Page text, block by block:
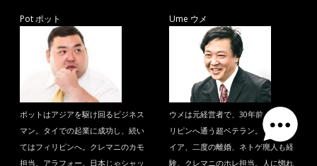
Pot ポット
ポットはアジアを駆け回るビジネス
マン。タイでの起業に成功し、続い
てはフィリピンへ。クレマニのカモ
担当。アラフォー。日本じゃシャッ
Ume ウメ
ウメは元経営者で、30年前からフィ
リピンへ通う超ベテラン。早期リタ
イア、二度の離婚、ネトゲ廃人も経
験。クレマニのホレ担当。人に惚れ